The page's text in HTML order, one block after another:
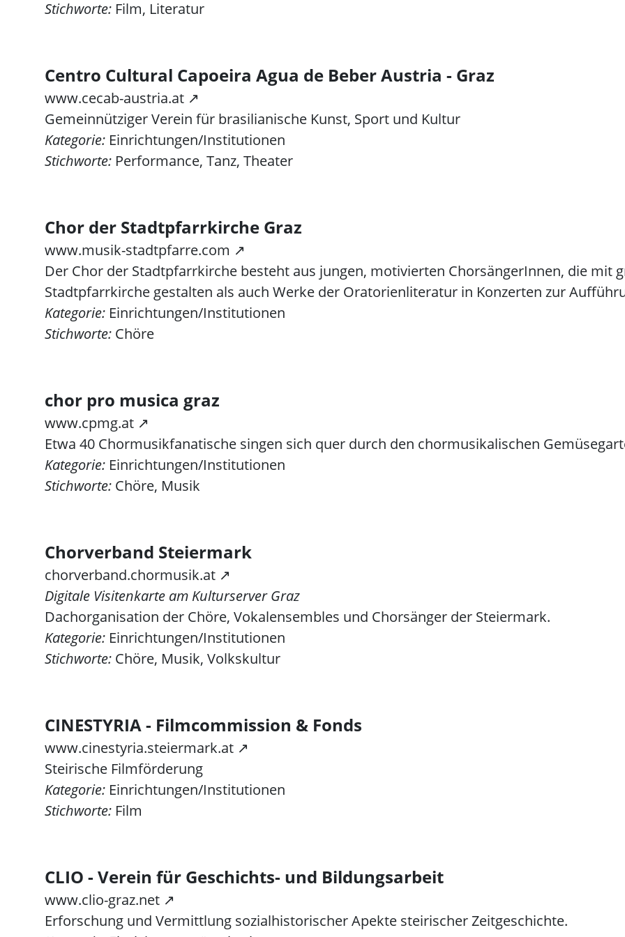
Stichworte: Film, Literatur
Centro Cultural Capoeira Agua de Beber Austria - Graz
www.cecab-austria.at ↗
Gemeinnütziger Verein für brasilianische Kunst, Sport und Kultur
Kategorie: Einrichtungen/Institutionen
Stichworte: Performance, Tanz, Theater
Chor der Stadtpfarrkirche Graz
www.musik-stadtpfarre.com ↗
Der Chor der Stadtpfarrkirche besteht aus jungen, motivierten ChorsängerInnen, die mit
Stadtpfarrkirche gestalten als auch Werke der Oratorienliteratur in Konzerten zur
Kategorie: Einrichtungen/Institutionen
Stichworte: Chöre
chor pro musica graz
www.cpmg.at ↗
Etwa 40 Chormusikfanatische singen sich quer durch den chormusikalischen
Kategorie: Einrichtungen/Institutionen
Stichworte: Chöre, Musik
Chorverband Steiermark
chorverband.chormusik.at ↗
Digitale Visitenkarte am Kulturserver Graz
Dachorganisation der Chöre, Vokalensembles und Chorsänger der Steiermark.
Kategorie: Einrichtungen/Institutionen
Stichworte: Chöre, Musik, Volkskultur
CINESTYRIA - Filmcommission & Fonds
www.cinestyria.steiermark.at ↗
Steirische Filmförderung
Kategorie: Einrichtungen/Institutionen
Stichworte: Film
CLIO - Verein für Geschichts- und Bildungsarbeit
www.clio-graz.net ↗
Erforschung und Vermittlung sozialhistorischer Apekte steirischer Zeitgeschichte.